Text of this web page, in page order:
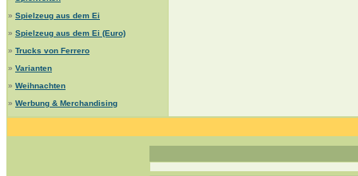
» Spielzeug aus dem Ei
» Spielzeug aus dem Ei (Euro)
» Trucks von Ferrero
» Varianten
» Weihnachten
» Werbung & Merchandising